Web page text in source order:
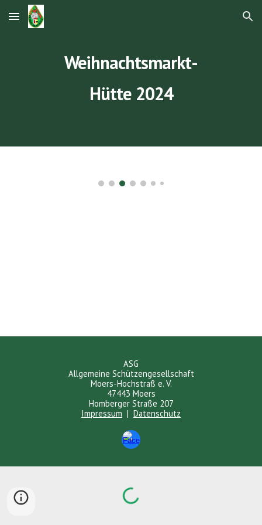
Skip to main content Skip to navigation
Weihnachtsmarkt-
Hütte 2024
ASG
Allgemeine Schützengesellschaft
Moers-Hochstraß e. V.
47443 Moers
Homberger Straße 207
Impressum | Datenschutz